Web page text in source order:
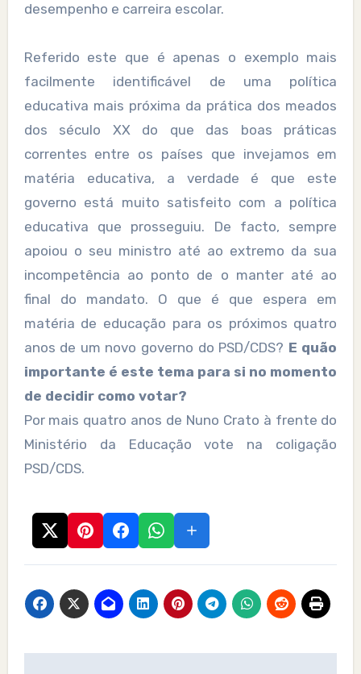
desempenho e carreira escolar.
Referido este que é apenas o exemplo mais
facilmente identificável de uma política
educativa mais próxima da prática dos meados
dos século XX do que das boas práticas
correntes entre os países que invejamos em
matéria educativa, a verdade é que este
governo está muito satisfeito com a política
educativa que prosseguiu. De facto, sempre
apoiou o seu ministro até ao extremo da sua
incompetência ao ponto de o manter até ao
final do mandato. O que é que espera em
matéria de educação para os próximos quatro
anos de um novo governo do PSD/CDS? E quão
importante é este tema para si no momento
de decidir como votar?
Por mais quatro anos de Nuno Crato à frente do
Ministério da Educação vote na coligação
PSD/CDS.